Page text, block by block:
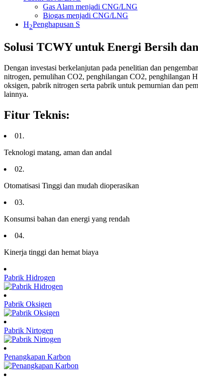
Gas Alam menjadi CNG/LNG
Biogas menjadi CNG/LNG
H2Penghapusan S
Solusi TCWY untuk Energi Bersih
Dengan investasi berkelanjutan pada penelitian dan
nitrogen, pemulihan CO2, penghilangan CO2, penghilangan
oksigen, pabrik nitrogen serta pabrik untuk pemurnian dan
lainnya.
Fitur Teknis:
01.
Teknologi matang, aman dan andal
02.
Otomatisasi Tinggi dan mudah dioperasikan
03.
Konsumsi bahan dan energi yang rendah
04.
Kinerja tinggi dan hemat biaya
Pabrik Hidrogen
Pabrik Oksigen
Pabrik Nirtogen
Penangkapan Karbon